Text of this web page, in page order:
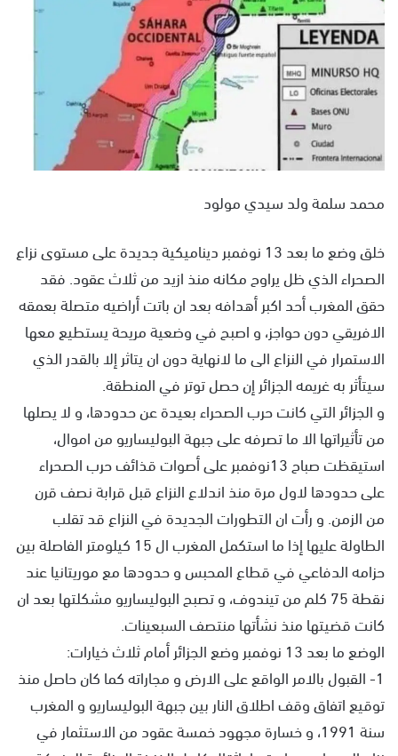
ل
ب
ر
ي
د
ا
إ
ي
ا
محمد سلمة ولد سيدي مولود
خلق وضع ما بعد 13 نوفمبر ديناميكية جديدة على مستوى نزاع
الصحراء الذي ظل يراوح مكانه منذ ازيد من ثلاث عقود. فقد
حقق المغرب أحد اكبر أهدافه بعد ان باتت أراضيه متصلة بعمقه
الافريقي دون حواجز، و اصبح في وضعية مريحة يستطيع معها
الاستمرار في النزاع الى ما لانهاية دون ان يتاثر إلا بالقدر الذي
سيتأثر به غريمه الجزائر إن حصل توتر في المنطقة.
و الجزائر التي كانت حرب الصحراء بعيدة عن حدودها، و لا يصلها
من تأثيراتها الا ما تصرفه على جبهة البوليساريو من اموال،
استيقظت صباح 13نوفمبر على أصوات قذائف حرب الصحراء
على حدودها لاول مرة منذ اندلاع النزاع قبل قرابة نصف قرن
من الزمن. و رأت ان التطورات الجديدة في النزاع قد تقلب
الطاولة عليها إذا ما استكمل المغرب ال 15 كيلومتر الفاصلة بين
حزامه الدفاعي في قطاع المحبس و حدودها مع موريتانيا عند
نقطة 75 كلم من تيندوف، و تصبح البوليساريو مشكلتها بعد ان
كانت قضيتها منذ نشأتها منتصف السبعينات.
الوضع ما بعد 13 نوفمبر وضع الجزائر أمام ثلاث خيارات:
1- القبول بالامر الواقع على الارض و مجاراته كما كان حاصل منذ
توقيع اتفاق وقف اطلاق النار بين جبهة البوليساريو و المغرب
سنة 1991، و خسارة مجهود خمسة عقود من الاستثمار في